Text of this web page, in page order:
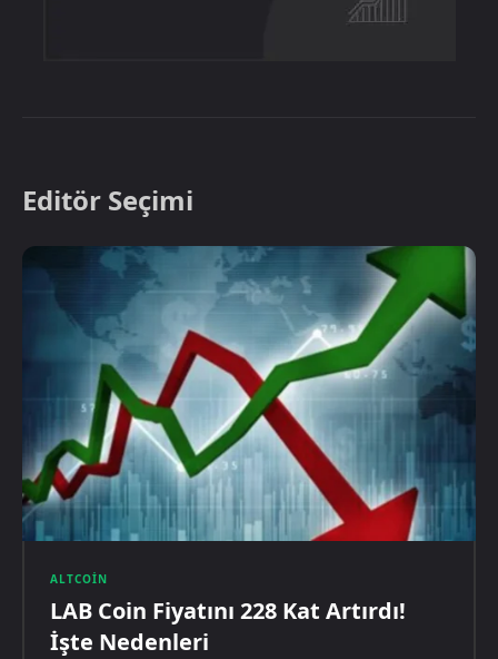
Editör Seçimi
ALTCOIN
LAB Coin Fiyatını 228 Kat Artırdı!
İşte Nedenleri